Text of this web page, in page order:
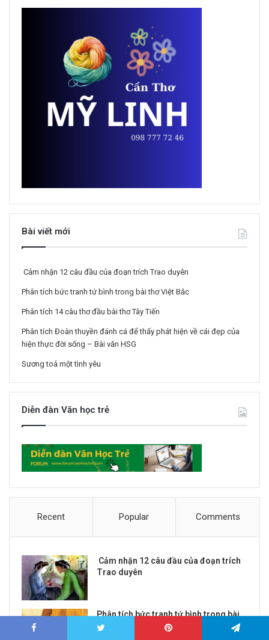
Bài viết mới
Cảm nhận 12 câu đầu của đoạn trích Trao duyên
Phân tích bức tranh tứ bình trong bài thơ Việt Bắc
Phân tích 14 câu thơ đầu bài thơ Tây Tiến
Phân tích Đoàn thuyền đánh cá để thấy phát hiện về cái đẹp của
hiện thực đời sống – Bài văn HSG
Sương toả một tình yêu
Diễn đàn Văn học trẻ
Recent Popular Comments
Cảm nhận 12 câu đầu của đoạn trích
Trao duyên
Phân tích bức tranh tứ bình trong bài
thơ Việt Bắc